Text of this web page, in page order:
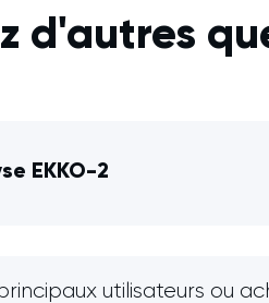
d'autres
EKKO-2
utilisateurs ou